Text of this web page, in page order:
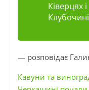
Ківерцях
— розповідає
Кавуни та